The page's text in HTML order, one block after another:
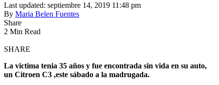
Last updated: septiembre 14, 2019 11:48 pm
By Maria Belen Fuentes
Share
2 Min Read
SHARE
La victima tenia 35 años y fue encontrada sin vida en su auto,
un Citroen C3 ,este sábado a la madrugada.